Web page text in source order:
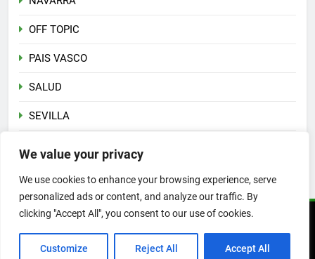
We value your privacy
We use cookies to enhance your browsing experience, serve
personalized ads or content, and analyze our traffic. By
clicking "Accept All", you consent to our use of cookies.
Customize Reject All Accept All
OFF TOPIC
PAIS VASCO
SALUD
SEVILLA
VALENCIA
EVENTOS INFO DOCUMENTACIÓN